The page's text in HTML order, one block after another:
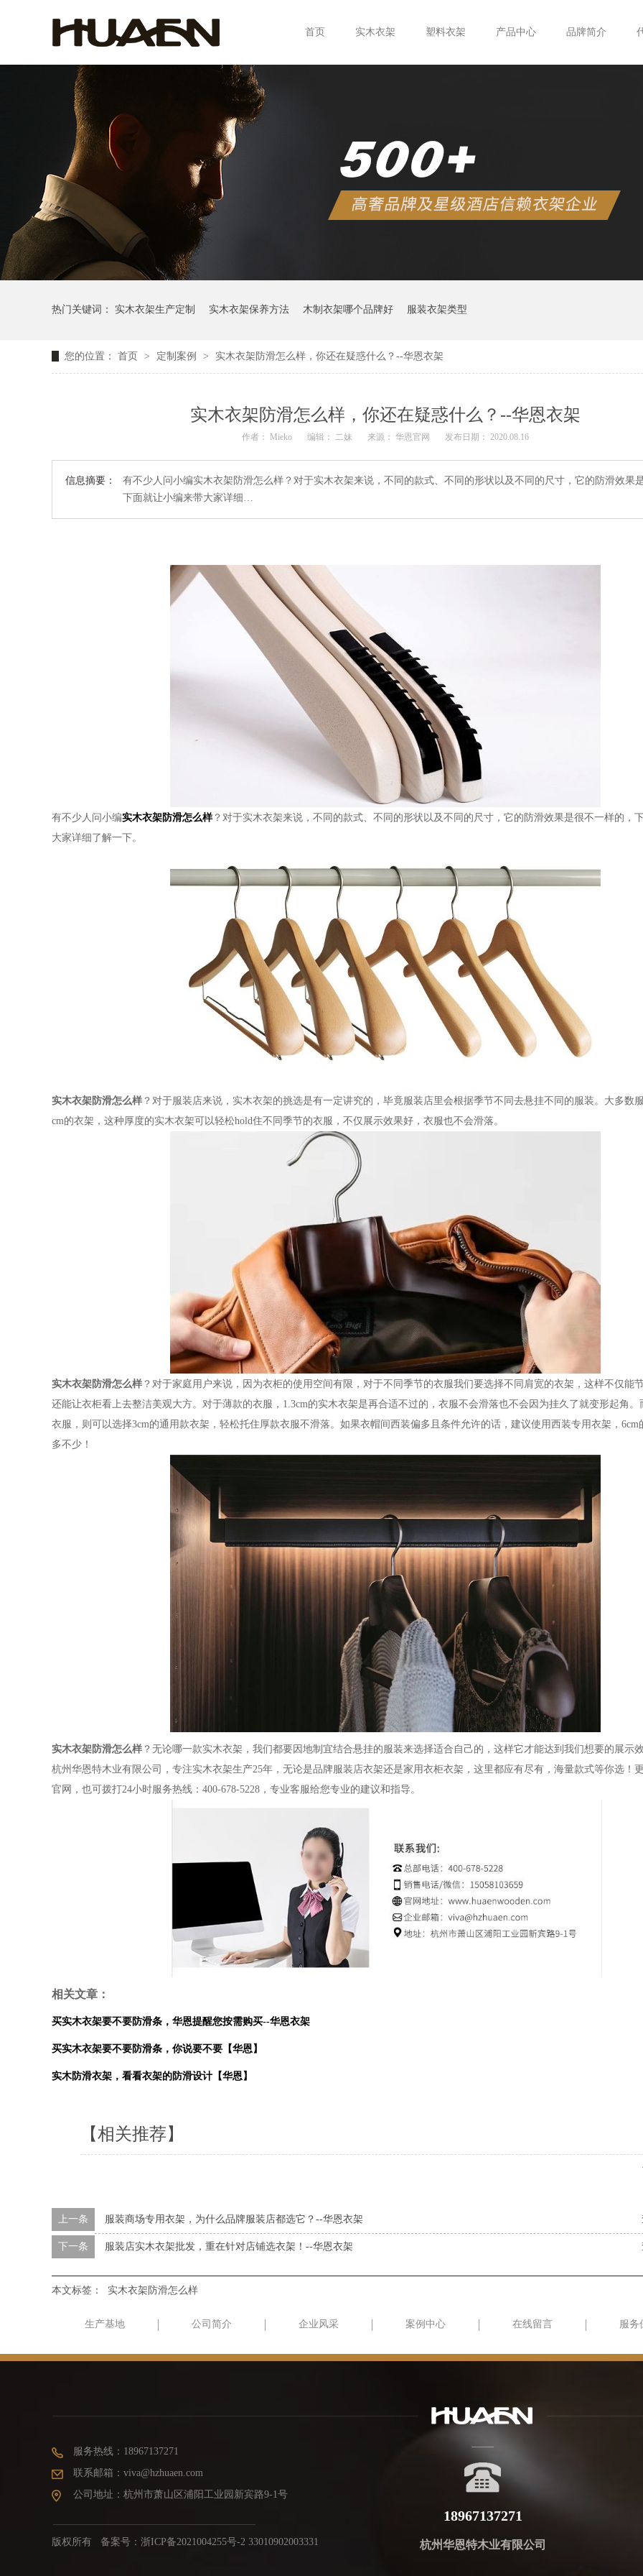
首页 实木衣架 塑料衣架 产品中心 品牌简介
热门关键词： 实木衣架生产定制 实木衣架保养方法 木制衣架哪个品牌好 服装衣架类型
您的位置： 首页 > 定制案例 > 实木衣架防滑怎么样，你还在疑惑什么？--华恩衣架
实木衣架防滑怎么样，你还在疑惑什么？--华恩衣架
作者： Mieko 编辑： 二妹 来源： 华恩官网 发布日期： 2020.08.16
信息摘要：
有不少人问小编实木衣架防滑怎么样？对于实木衣架来说，不同的款式、不同的形状以及不同的尺寸，它的防滑效果
下面就让小编来带大家详细…
有不少人问小编实木衣架防滑怎么样？对于实木衣架来说，不同的款式、不同的形状以及不同的尺寸，它的防滑效果是很不一样的，
大家详细了解一下。
实木衣架防滑怎么样 ？对于服装店来说，实木衣架的挑选是有一定讲究的，毕竟服装店里会根据季节不同去悬挂不同的服装。大多数
cm的衣架，这种厚度的实木衣架可以轻松hold住不同季节的衣服，不仅展示效果好，衣服也不会滑落。
实木衣架防滑怎么样 ？对于家庭用户来说，因为衣柜的使用空间有限，对于不同季节的衣服我们要选择不同肩宽的衣架，这样不仅能
还能让衣柜看上去整洁美观大方。对于薄款的衣服， 1.3cm的实木衣架是再合适不过的，衣服不会滑落也不会因为挂久了就变形起角。
衣服，则可以选择3cm的通用款衣架，轻松托住厚款衣服不滑落。如果衣帽间西装偏多且条件允许的话，建议使用西装专用衣架，6cm
多不少！
实木衣架防滑怎么样 ？无论哪一款实木衣架，我们都要因地制宜结合悬挂的服装来选择适合自己的，这样它才能达到我们想要的展示效
杭州华恩特木业有限公司，专注实木衣架生产25年，无论是品牌服装店衣架还是家用衣柜衣架，这里都应有尽有，海量款式等你选！
官网，也可拨打24小时服务热线：400-678-5228，专业客服给您专业的建议和指导。
相关文章：
买实木衣架要不要防滑条，华恩提醒您按需购买--华恩衣架
买实木衣架要不要防滑条，你说要不要【华恩】
实木防滑衣架，看看衣架的防滑设计【华恩】
【相关推荐】
上一条 服装商场专用衣架，为什么品牌服装店都选它？--华恩衣架
下一条 服装店实木衣架批发，重在针对店铺选衣架！--华恩衣架
本文标签： 实木衣架防滑怎么样
生产基地 公司简介 企业风采 案例中心 在线留言 服务
服务热线：18967137271
联系邮箱：viva@hzhuaen.com
公司地址：杭州市萧山区浦阳工业园新宾路9-1号
版权所有 备案号： 浙ICP备2021004255号-2 33010902003331
18967137271
杭州华恩特木业有限公司